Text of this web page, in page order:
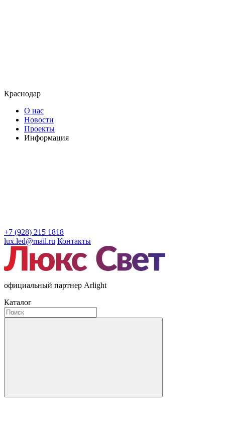
Краснодар
О нас
Новости
Проекты
Информация
+7 (928) 215 1818
lux.led@mail.ru Контакты
официальный партнер Arlight
Каталог